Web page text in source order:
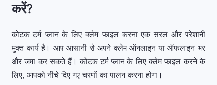
करें?
कोटक टर्म प्लान के लिए क्लेम फाइल करना एक सरल और परेशानी
मुक्त कार्य है। आप आसानी से अपने क्लेम ऑनलाइन या ऑफलाइन भर
और जमा कर सकते हैं। कोटक टर्म प्लान के लिए क्लेम फाइल करने के
लिए, आपको नीचे दिए गए चरणों का पालन करना होगा।